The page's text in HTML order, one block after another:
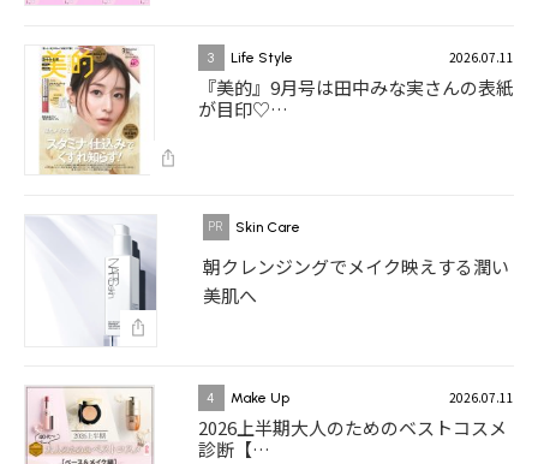
3 Life Style 2026.07.11
『美的』9月号は田中みな実さんの表紙
が目印♡…
Skin Care
朝クレンジングでメイク映えする潤い
美肌へ
4 Make Up 2026.07.11
2026上半期大人のためのベストコスメ
診断【…